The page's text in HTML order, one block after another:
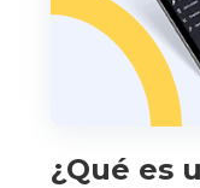
¿Qué es